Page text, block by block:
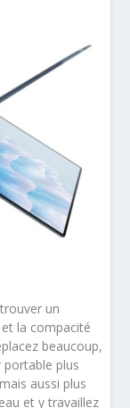
un
la compacité
beaucoup,
plus
aussi plus
et y travaillez